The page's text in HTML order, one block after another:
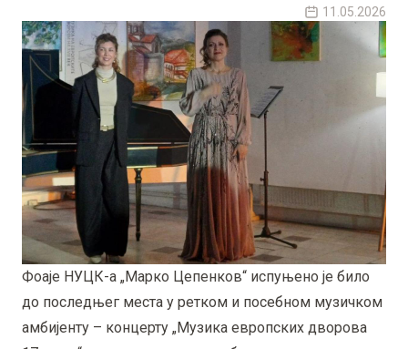
11.05.2026
Фоаје НУЦК-а „Марко Цепенков“ испуњено је било
до последњег места у ретком и посебном музичком
амбијенту – концерту „Музика европских дворова